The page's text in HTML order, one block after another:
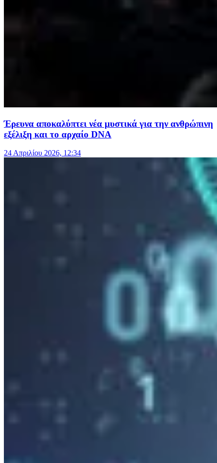
Έρευνα αποκαλύπτει νέα μυστικά για την ανθρώπινη
εξέλιξη και το αρχαίο DNA
24 Απριλίου 2026, 12:34